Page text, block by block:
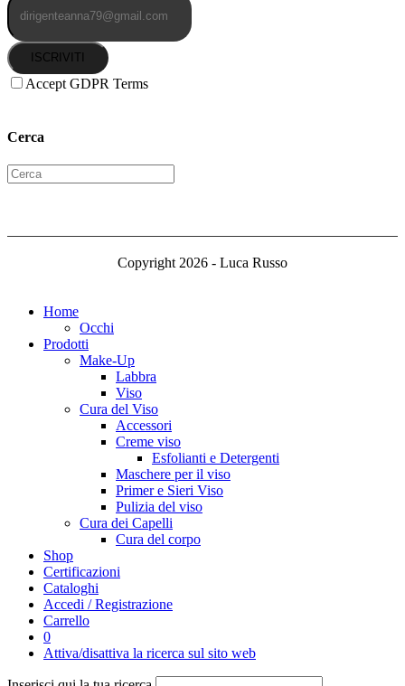
ISCRIVITI
Accept GDPR Terms
Cerca
Copyright 2026 - Luca Russo
Home
Occhi
Prodotti
Make-Up
Labbra
Viso
Cura del Viso
Accessori
Creme viso
Esfolianti e Detergenti
Maschere per il viso
Primer e Sieri Viso
Pulizia del viso
Cura dei Capelli
Cura del corpo
Shop
Certificazioni
Cataloghi
Accedi / Registrazione
Carrello
0
Attiva/disattiva la ricerca sul sito web